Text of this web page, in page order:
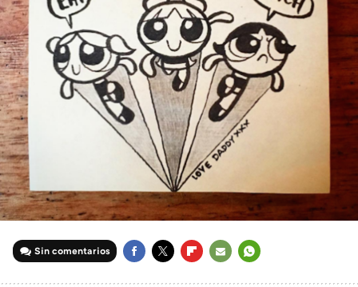
Sin comentarios